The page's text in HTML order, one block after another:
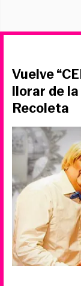
Vuelve
llorar de
Recoleta